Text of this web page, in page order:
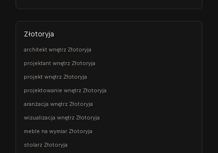
Złotoryja
architekt wnętrz Złotoryja
projektant wnętrz Złotoryja
projekt wnętrz Złotoryja
projektowanie wnętrz Złotoryja
aranżacja wnętrz Złotoryja
wizualizacja wnętrz Złotoryja
meble na wymiar Złotoryja
stolarz Złotoryja